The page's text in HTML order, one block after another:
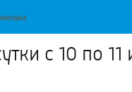
с 10 по